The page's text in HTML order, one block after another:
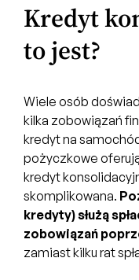
Kredyt
to jest?
Wiele osób
kilka zobowiązań
kredyt na
pożyczkowe
kredyt
skomplikowana.
kredyty) służą
zobowiązań
zamiast kilku rat